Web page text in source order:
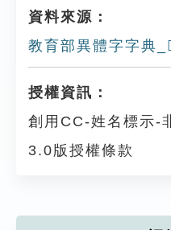
資料來源：
教育部異體字字典
授權資訊：
創用CC-姓名標示-
3.0版授權條款